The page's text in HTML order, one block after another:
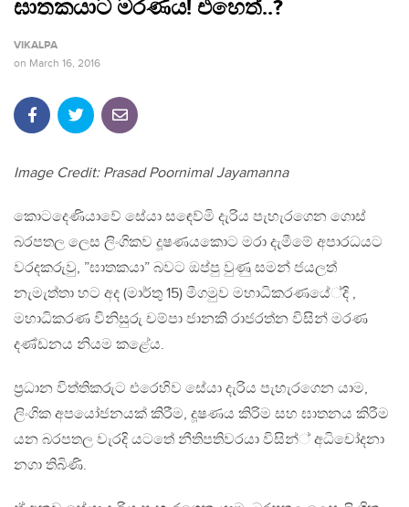
ඝාතකයාට මරණය! එහෙත්..?
VIKALPA
on March 16, 2016
Image Credit: Prasad Poornimal Jayamanna
කොටදෙණියාවේ සේයා සඳෙව්මි දැරිය පැහැරගෙන ගොස්
බරපතල ලෙස ලිංගිකව දූෂණයකොට මරා දැමීමේ අපාරධයට
වරදකරුවු, ”ඝාතකයා” බවට ඔප්පු වුණු සමන් ජයලත්
නැමැත්තා හට අද (මාර්තු 15) මීගමුව මහාධිකරණයේ්දි ,
මහාධිකරණ විනිසුරු චම්පා ජානකි රාජරත්න විසින් මරණ
දණ්ඩනය නියම කළේය.
ප‍්‍රධාන විත්තිකරුට එරෙහිව සේයා දැරිය පැහැරගෙන යාම,
ලිංගික අපයෝජනයක් කිරීම, දූෂණය කිරිම සහ ඝාතනය කිරීම
යන බරපතල වැරදි යටතේ නීතිපතිවරයා විසින්් අධිචෝදනා
නගා තිබිණි.